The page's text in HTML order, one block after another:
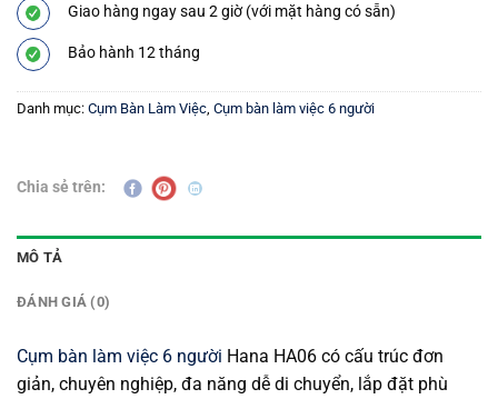
Giao hàng ngay sau 2 giờ (với mặt hàng có sẵn)
Bảo hành 12 tháng
Danh mục: Cụm Bàn Làm Việc Cụm bàn làm việc 6 người
Chia sẻ trên:
MÔ TẢ
ĐÁNH GIÁ (0)
Cụm bàn làm việc 6 người Hana HA06 có cấu trúc đơn
giản, chuyên nghiệp, đa năng dễ di chuyển, lắp đặt phù